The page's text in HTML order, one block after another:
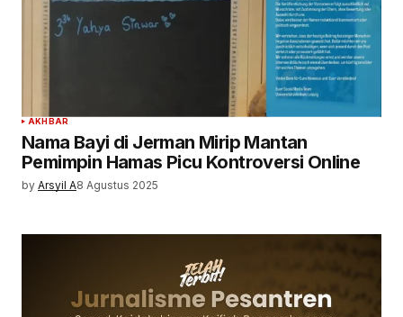
AKHBAR
Nama Bayi di Jerman Mirip Mantan
Pemimpin Hamas Picu Kontroversi Online
by Arsyil A8 Agustus 2025